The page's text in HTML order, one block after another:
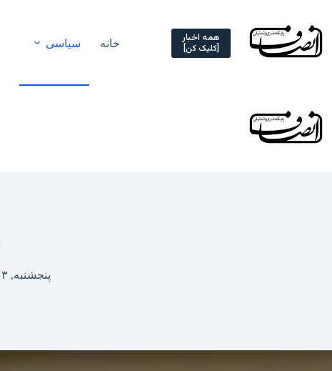
content
همه اخبار
[کلیک کن] خانه سیاسی
پنجشنبه, ۱۳ فروردین ۱۴۰۵ – ۱۲:۴۲